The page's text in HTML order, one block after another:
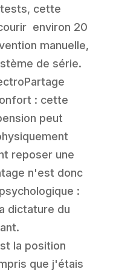
cette
environ 20
manuelle,
de série.
: cette
peut
reposer une
n'est donc
:
dictature du
la position
que j'étais